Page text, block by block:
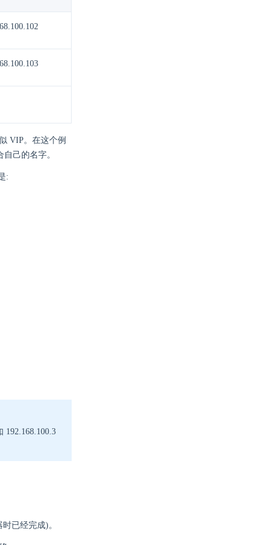
VIP。在这个例
己的名字。
:
192.168.100.3
已经完成)。